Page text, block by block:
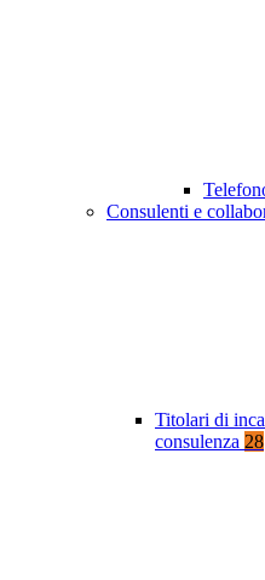
Consulenti e
Titolari di
consulenza 28